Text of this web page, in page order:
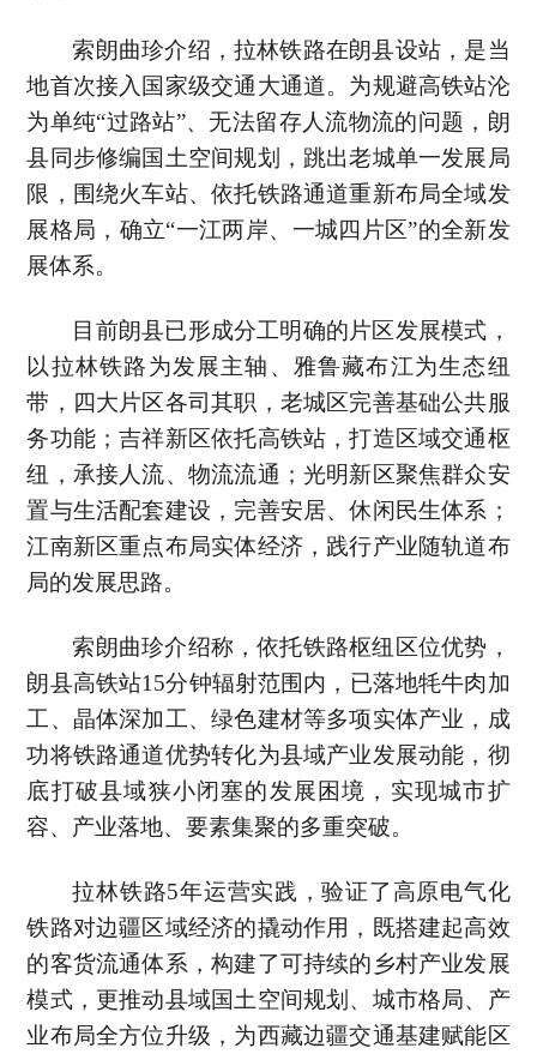
索朗曲珍介绍，拉林铁路在朗县设站，是当
地首次接入国家级交通大通道。为规避高铁站沦
为单纯“过路站”、无法留存人流物流的问题，朗
县同步修编国土空间规划，跳出老城单一发展局
限，围绕火车站、依托铁路通道重新布局全域发
展格局，确立“一江两岸、一城四片区”的全新发
展体系。
目前朗县已形成分工明确的片区发展模式，
以拉林铁路为发展主轴、雅鲁藏布江为生态纽
带，四大片区各司其职，老城区完善基础公共服
务功能；吉祥新区依托高铁站，打造区域交通枢
纽，承接人流、物流流通；光明新区聚焦群众安
置与生活配套建设，完善安居、休闲民生体系；
江南新区重点布局实体经济，践行产业随轨道布
局的发展思路。
索朗曲珍介绍称，依托铁路枢纽区位优势，
朗县高铁站15分钟辐射范围内，已落地牦牛肉加
工、晶体深加工、绿色建材等多项实体产业，成
功将铁路通道优势转化为县域产业发展动能，彻
底打破县域狭小闭塞的发展困境，实现城市扩
容、产业落地、要素集聚的多重突破。
拉林铁路5年运营实践，验证了高原电气化
铁路对边疆区域经济的撬动作用，既搭建起高效
的客货流通体系，构建了可持续的乡村产业发展
模式，更推动县域国土空间规划、城市格局、产
业布局全方位升级，为西藏边疆交通基建赋能区